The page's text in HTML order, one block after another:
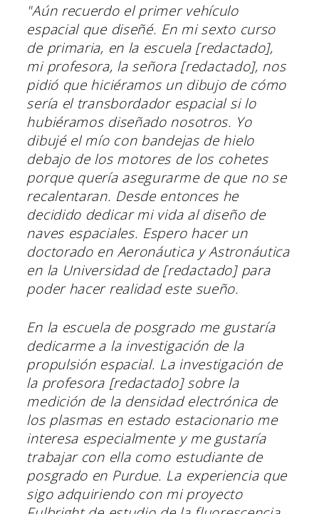
"Aún recuerdo el primer vehículo
espacial que diseñé. En mi sexto curso
de primaria, en la escuela [redactado],
mi profesora, la señora [redactado], nos
pidió que hiciéramos un dibujo de cómo
sería el transbordador espacial si lo
hubiéramos diseñado nosotros. Yo
dibujé el mío con bandejas de hielo
debajo de los motores de los cohetes
porque quería asegurarme de que no se
recalentaran. Desde entonces he
decidido dedicar mi vida al diseño de
naves espaciales. Espero hacer un
doctorado en Aeronáutica y Astronáutica
en la Universidad de [redactado] para
poder hacer realidad este sueño.
En la escuela de posgrado me gustaría
dedicarme a la investigación de la
propulsión espacial. La investigación de
la profesora [redactado] sobre la
medición de la densidad electrónica de
los plasmas en estado estacionario me
interesa especialmente y me gustaría
trabajar con ella como estudiante de
posgrado en Purdue. La experiencia que
sigo adquiriendo con mi proyecto